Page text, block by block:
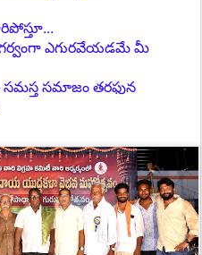
ఎగురవేయడమే మీ
సమస్త సమాజం తరఫున